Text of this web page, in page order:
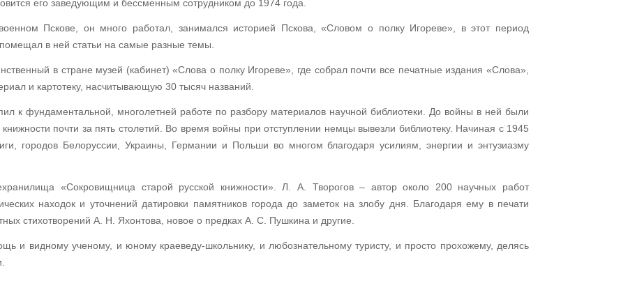
его заведующим и бессменным сотрудником до 1974 года.
Пскове, он много работал, занимался историей Пскова, «Словом о полку Игореве», в этот период
в ней статьи на самые разные темы.
в стране музей (кабинет) «Слова о полку Игореве», где собрал почти все печатные издания «Слова»,
и картотеку, насчитывающую 30 тысяч названий.
к фундаментальной, многолетней работе по разбору материалов научной библиотеки. До войны в ней были
почти за пять столетий. Во время войны при отступлении немцы вывезли библиотеку. Начиная с 1945
городов Белоруссии, Украины, Германии и Польши во многом благодаря усилиям, энергии и энтузиазму
«Сокровищница старой русской книжности». Л. А. Творогов – автор около 200 научных работ
находок и уточнений датировки памятников города до заметок на злобу дня. Благодаря ему в печати
стихотворений А. Н. Яхонтова, новое о предках А. С. Пушкина и другие.
и видному ученому, и юному краеведу-школьнику, и любознательному туристу, и просто прохожему, делясь